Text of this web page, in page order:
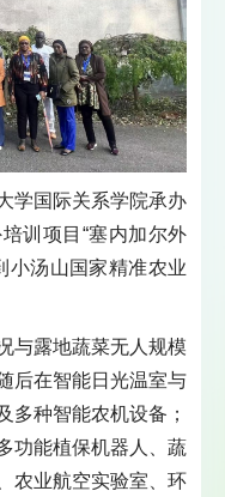
学国际关系学院承办
训项目“塞内加尔外
小汤山国家精准农业
与露地蔬菜无人规模
后在智能日光温室与
多种智能农机设备；
功能植保机器人、蔬
农业航空实验室、环